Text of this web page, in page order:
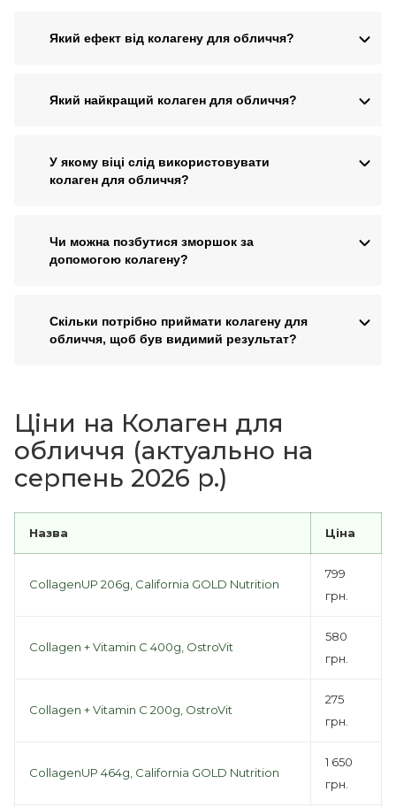
Який ефект від колагену для обличчя?
Який найкращий колаген для обличчя?
У якому віці слід використовувати
колаген для обличчя?
Чи можна позбутися зморшок за
допомогою колагену?
Скільки потрібно приймати колагену для
обличчя, щоб був видимий результат?
Ціни на Колаген для
обличчя (актуально на
серпень 2026 р.)
Назва Ціна
CollagenUP 206g, California GOLD Nutrition
799
грн.
Collagen + Vitamin C 400g, OstroVit
580
грн.
Collagen + Vitamin C 200g, OstroVit
275
грн.
CollagenUP 464g, California GOLD Nutrition
1 650
грн.